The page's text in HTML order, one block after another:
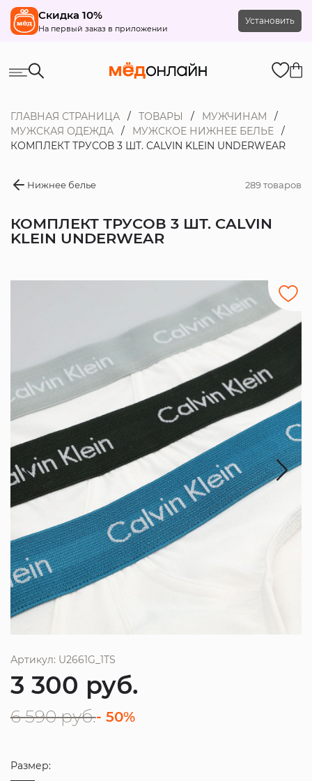
Скидка 10%
На первый заказ в приложении
Установить
ГЛАВНАЯ СТРАНИЦА ТОВАРЫ
МУЖЧИНАМ
МУЖСКАЯ ОДЕЖДА
МУЖСКОЕ НИЖНЕЕ БЕЛЬЕ
КОМПЛЕКТ ТРУСОВ 3 ШТ. CALVIN KLEIN UNDERWEAR
Нижнее белье 289 товаров
КОМПЛЕКТ ТРУСОВ 3 ШТ. CALVIN
KLEIN UNDERWEAR
Артикул: U2661G_1TS
3 300 руб.
6 590 руб.- 50%
Размер: